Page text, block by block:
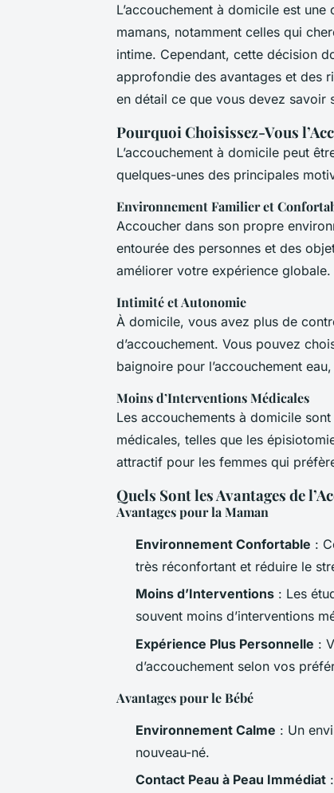
L’accouchement à domicile est
mamans, notamment celles qui
intime. Cependant, cette décision
approfondie des avantages et des
en détail ce que vous devez savoir
Pourquoi Choisissez-Vous
L’accouchement à domicile peut
quelques-unes des principales
Environnement Familier et
Accoucher dans son propre
entourée des personnes et des
améliorer votre expérience globale.
Intimité et Autonomie
À domicile, vous avez plus de
d’accouchement. Vous pouvez
baignoire pour l’accouchement
Moins d’Interventions Médicales
Les accouchements à domicile
médicales, telles que les
attractif pour les femmes qui
Quels Sont les Avantages de
Avantages pour la Maman
Environnement Confortable :
très réconfortant et réduire le
Moins d’Interventions : Les
souvent moins d’interventions
Expérience Plus Personnelle :
d’accouchement selon vos
Avantages pour le Bébé
Environnement Calme : Un
nouveau-né.
Contact Peau à Peau Immédiat